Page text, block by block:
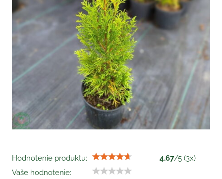
Hodnotenie produktu: 4.67/5 (3x)
Vaše hodnotenie: